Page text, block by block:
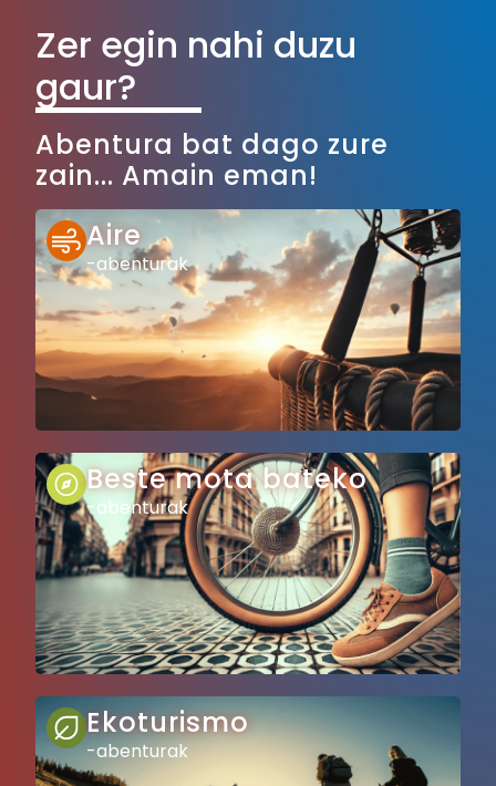
Zer egin nahi duzu
gaur?
Abentura bat dago zure
zain... Amain eman!
Aire
-abenturak
Beste mota bateko
-abenturak
Ekoturismo
-abenturak